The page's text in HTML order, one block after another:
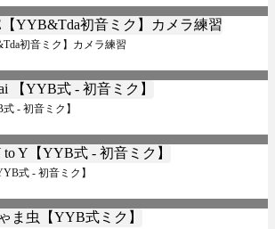
初音ミク】カメラ練習
- 初音ミク】
式 - 初音ミク】